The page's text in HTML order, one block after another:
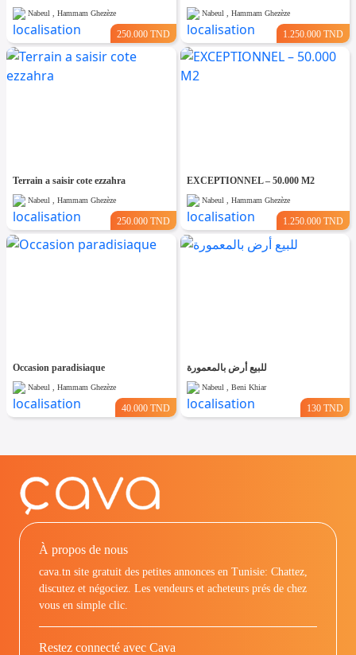
Nabeul , Hammam Ghezèze
250.000 TND
Nabeul , Hammam Ghezèze
1.250.000 TND
Terrain a saisir cote ezzahra
Nabeul , Hammam Ghezèze
250.000 TND
EXCEPTIONNEL – 50.000 M2
Nabeul , Hammam Ghezèze
1.250.000 TND
Occasion paradisiaque
Nabeul , Hammam Ghezèze
40.000 TND
للبيع أرض بالمعمورة
Nabeul , Beni Khiar
130 TND
À propos de nous
cava.tn site gratuit des petites annonces en Tunisie: Chattez,
discutez et négociez. Les vendeurs et acheteurs prés de chez
vous en simple clic.
Restez connecté avec Cava